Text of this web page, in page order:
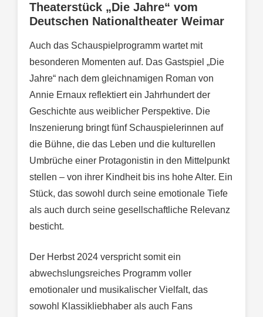
Theaterstück „Die Jahre“ vom
Deutschen Nationaltheater Weimar
Auch das Schauspielprogramm wartet mit
besonderen Momenten auf. Das Gastspiel „Die
Jahre“ nach dem gleichnamigen Roman von
Annie Ernaux reflektiert ein Jahrhundert der
Geschichte aus weiblicher Perspektive. Die
Inszenierung bringt fünf Schauspielerinnen auf
die Bühne, die das Leben und die kulturellen
Umbrüche einer Protagonistin in den Mittelpunkt
stellen – von ihrer Kindheit bis ins hohe Alter. Ein
Stück, das sowohl durch seine emotionale Tiefe
als auch durch seine gesellschaftliche Relevanz
besticht.
Der Herbst 2024 verspricht somit ein
abwechslungsreiches Programm voller
emotionaler und musikalischer Vielfalt, das
sowohl Klassikliebhaber als auch Fans